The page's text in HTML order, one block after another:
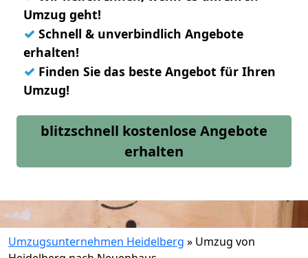
Umzug geht!
✓ Schnell & unverbindlich Angebote
erhalten!
✓ Finden Sie das beste Angebot für Ihren
Umzug!
blitzschnell kostenlose Angebote
erhalten
Umzugsunternehmen Heidelberg » Umzug von